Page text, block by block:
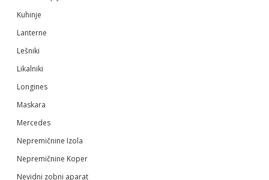
Kuhinje
Lanterne
Lešniki
Likalniki
Longines
Maskara
Mercedes
Nepremičnine Izola
Nepremičnine Koper
Nevidni zobni aparat